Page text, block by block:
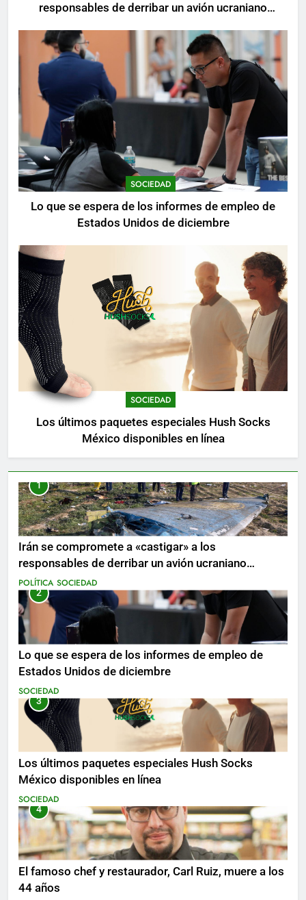
responsables de derribar un avión ucraniano
SOCIEDAD
Lo que se espera de los informes de empleo de
Estados Unidos de diciembre
SOCIEDAD
Los últimos paquetes especiales Hush Socks
México disponibles en línea
1
Irán se compromete a «castigar» a los
responsables de derribar un avión ucraniano
mientras se realizan arrestos
POLÍTICA SOCIEDAD
2
Lo que se espera de los informes de empleo de
Estados Unidos de diciembre
SOCIEDAD
3
Los últimos paquetes especiales Hush Socks
México disponibles en línea
SOCIEDAD
4
El famoso chef y restaurador, Carl Ruiz, muere a los
44 años